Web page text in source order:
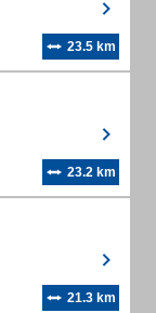
23.5 km
23.2 km
21.3 km